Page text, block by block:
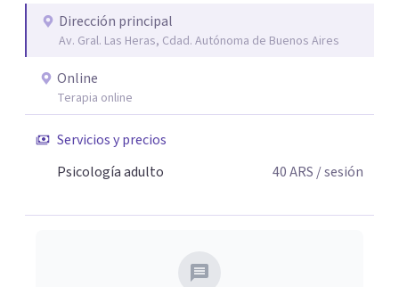
Dirección principal
Av. Gral. Las Heras, Cdad. Autónoma de Buenos Aires
Online
Terapia online
Servicios y precios
Psicología adulto
40ARS / sesión